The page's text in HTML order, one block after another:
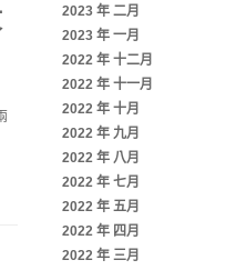
2023 年 二月
2023 年 一月
2022 年 十二月
2022 年 十一月
2022 年 十月
2022 年 九月
2022 年 八月
2022 年 七月
2022 年 五月
2022 年 四月
2022 年 三月